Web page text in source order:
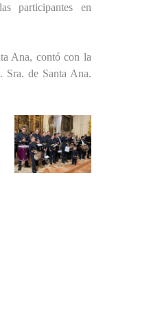
participantes en
Ana, contó con la
Sra. de Santa Ana.